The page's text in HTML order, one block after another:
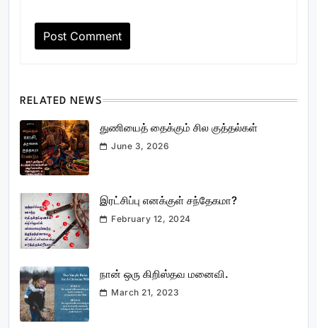
RELATED NEWS
துணியைத் தைக்கும் சில குத்தல்கள்
June 3, 2026
இரட்சிப்பு எனக்குள் சந்தேகமா?
February 12, 2024
நான் ஒரு கிறிஸ்தவ மனைவி.
March 21, 2023